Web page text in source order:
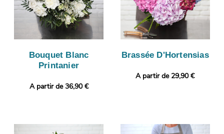
Bouquet Blanc
Printanier
A partir de 36,90 €
Brassée D'Hortensias
A partir de 29,90 €